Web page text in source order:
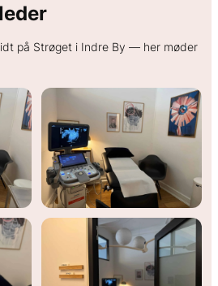
på Strøget i Indre By — her møder